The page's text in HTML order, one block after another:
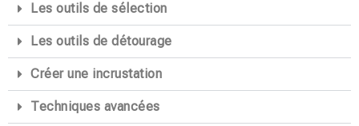
Les outils de sélection
Les outils de détourage
Créer une incrustation
Techniques avancées